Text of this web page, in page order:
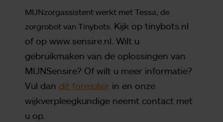
MIJNzorgassistent werkt met Tessa, de
zorgrobot van Tinybots. Kijk op tinybots.nl
of op www.sensire.nl. Wilt u
gebruikmaken van de oplossingen van
MIJNSensire? Of wilt u meer informatie?
Vul dan dit formulier in en onze
wijkverpleegkundige neemt contact met
u op.